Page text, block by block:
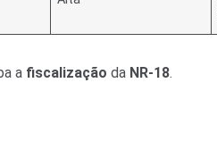
a fiscalização da NR-18.